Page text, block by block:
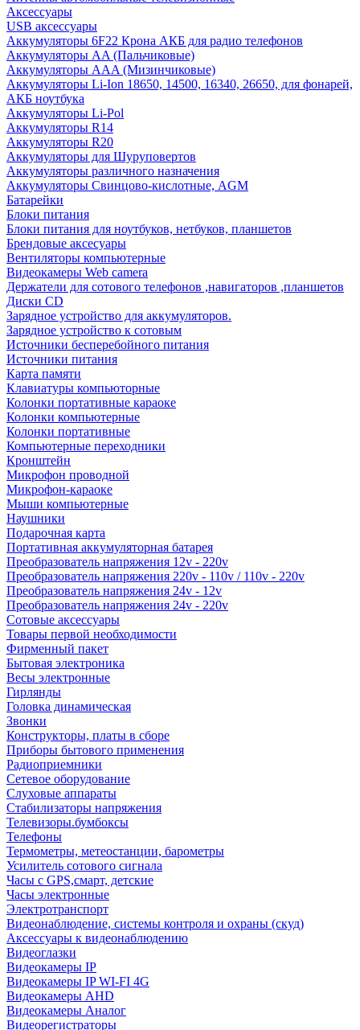
Аксессуары
USB аксессуары
Аккумуляторы 6F22 Крона АКБ для радио телефонов
Аккумуляторы AA (Пальчиковые)
Аккумуляторы AAA (Мизинчиковые)
Аккумуляторы Li-Ion 18650, 14500, 16340, 26650, для фонарей,
АКБ ноутбука
Аккумуляторы Li-Pol
Аккумуляторы R14
Аккумуляторы R20
Аккумуляторы для Шуруповертов
Аккумуляторы различного назначения
Аккумуляторы Свинцово-кислотные, AGM
Батарейки
Блоки питания
Блоки питания для ноутбуков, нетбуков, планшетов
Брендовые аксесуары
Вентиляторы компьютерные
Видеокамеры Web camera
Держатели для сотового телефонов ,навигаторов ,планшетов
Диски CD
Зарядное устройство для аккумуляторов.
Зарядное устройство к сотовым
Источники бесперебойного питания
Источники питания
Карта памяти
Клавиатуры компьюторные
Колонки портативные караоке
Колонки компьютерные
Колонки портативные
Компьютерные переходники
Кронштейн
Микрофон проводной
Микрофон-караоке
Мыши компьютерные
Наушники
Подарочная карта
Портативная аккумуляторная батарея
Преобразователь напряжения 12v - 220v
Преобразователь напряжения 220v - 110v / 110v - 220v
Преобразователь напряжения 24v - 12v
Преобразователь напряжения 24v - 220v
Сотовые аксессуары
Товары первой необходимости
Фирменный пакет
Бытовая электроника
Весы электронные
Гирлянды
Головка динамическая
Звонки
Конструкторы, платы в сборе
Приборы бытового применения
Радиоприемники
Сетевое оборудование
Слуховые аппараты
Стабилизаторы напряжения
Телевизоры.бумбоксы
Телефоны
Термометры, метеостанции, барометры
Усилитель сотового сигнала
Часы с GPS,смарт, детские
Часы электронные
Электротранспорт
Видеонаблюдение, системы контроля и охраны (скуд)
Аксессуары к видеонаблюдению
Видеоглазки
Видеокамеры IP
Видеокамеры IP WI-FI 4G
Видеокамеры AHD
Видеокамеры Аналог
Видеорегистраторы